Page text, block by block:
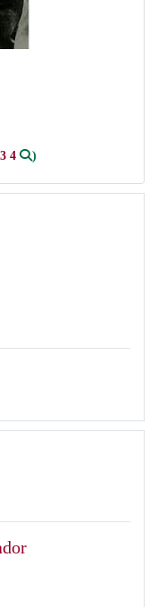
3 4 )